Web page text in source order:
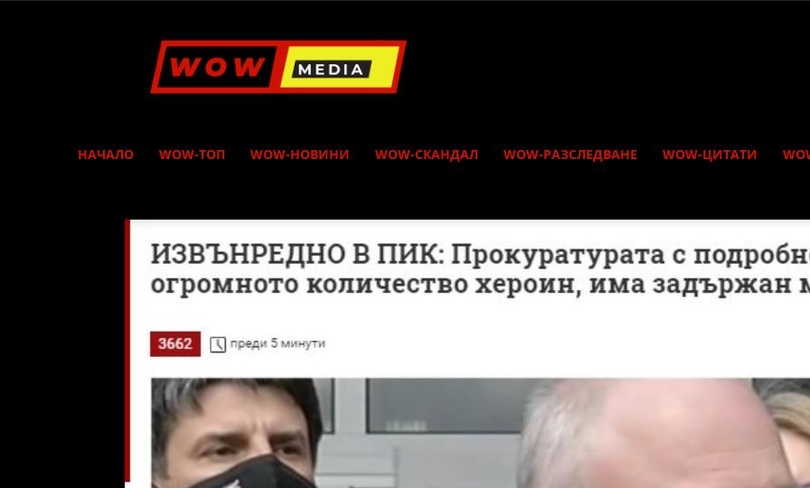
Media
НАЧАЛО WOW-ТОП WOW-НОВИНИ WOW-СКАНДАЛ WOW-РАЗСЛЕДВАНЕ WOW-ЦИТАТИ